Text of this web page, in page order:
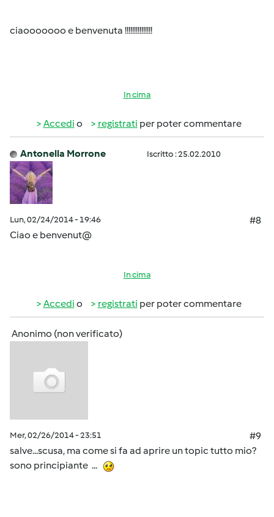
ciaooooooo e benvenuta !!!!!!!!!!!!!!!
In cima
Accedi o registrati per poter commentare
Antonella Morrone Iscritto : 25.02.2010
Lun, 02/24/2014 - 19:46
#8
Ciao e benvenut@
In cima
Accedi o registrati per poter commentare
Anonimo (non verificato)
Mer, 02/26/2014 - 23:51
#9
salve...scusa, ma come si fa ad aprire un topic tutto mio?
sono principiante ...